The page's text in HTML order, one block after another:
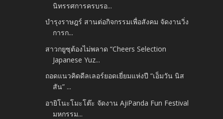
นิทรรศการครบรอ...
บำรุงราษฎร์ สานต่อกิจกรรมเพื่อสังคม จัดงานวิ่ง
การก...
สาวกยูซุต้องไม่พลาด “Cheers Selection
Japanese Yuz...
ถอดแนวคิดดีลเลอร์ยอดเยี่ยมแห่งปี “เอ็มวัน นิส
สัน” ...
อายิโนะโมะโต๊ะ จัดงาน AjiPanda Fun Festival
มหกรรม...